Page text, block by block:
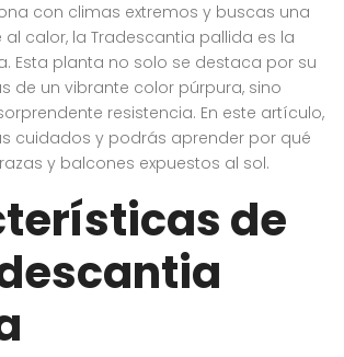
con climas extremos y buscas una
calor, la Tradescantia pallida es la
Esta planta no solo se destaca por su
de un vibrante color púrpura, sino
resistencia. En este artículo,
cuidados y podrás aprender por qué
y balcones expuestos al sol.
de